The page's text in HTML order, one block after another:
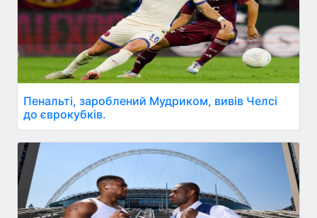
Пенальті, зароблений Мудриком, вивів Челсі
до єврокубків.